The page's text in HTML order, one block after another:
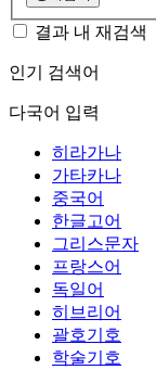
결과 내 재검색
인기 검색어
다국어 입력
히라가나
가타카나
중국어
한글고어
그리스문자
프랑스어
독일어
히브리어
괄호기호
학술기호